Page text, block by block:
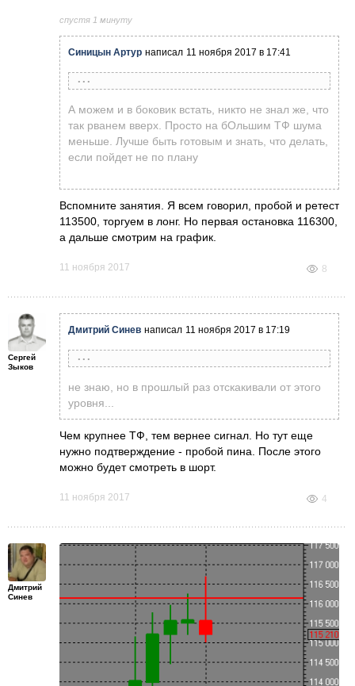
спустя 1 минуту
Синицын Артур написал 11 ноября 2017 в 17:41
Дмитрий Синев написал 11 ноября 2017 в 17:19
Иван Калинин написал 11 ноября 2017 в 17:17
Правильно ли я понимаю что чем больше
тф тем достовернее предположить
не знаю, но в прошлый раз отскакивали от
этого уровня...
А можем и в боковик встать, никто не знал же, что
так рванем вверх. Просто на бОльшим ТФ шума
меньше. Лучше быть готовым и знать, что делать,
если пойдет не по плану
Вспомните занятия. Я всем говорил, пробой и ретест
113500, торгуем в лонг. Но первая остановка 116300,
а дальше смотрим на график.
11 ноября 2017 8
Сергей
Зыков
Дмитрий Синев написал 11 ноября 2017 в 17:19
Иван Калинин написал 11 ноября 2017 в 17:17
Правильно ли я понимаю что чем больше тф
тем достовернее предположить разворот
цены?
не знаю, но в прошлый раз отскакивали от этого
уровня...
Чем крупнее ТФ, тем вернее сигнал. Но тут еще
нужно подтверждение - пробой пина. После этого
можно будет смотреть в шорт.
11 ноября 2017 4
Дмитрий
Синев